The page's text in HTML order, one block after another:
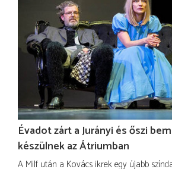
Évadot zárt a Jurányi és őszi
készülnek az Átriumban
A Milf után a Kovács ikrek egy újabb